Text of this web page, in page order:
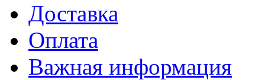
Доставка
Оплата
Важная информация